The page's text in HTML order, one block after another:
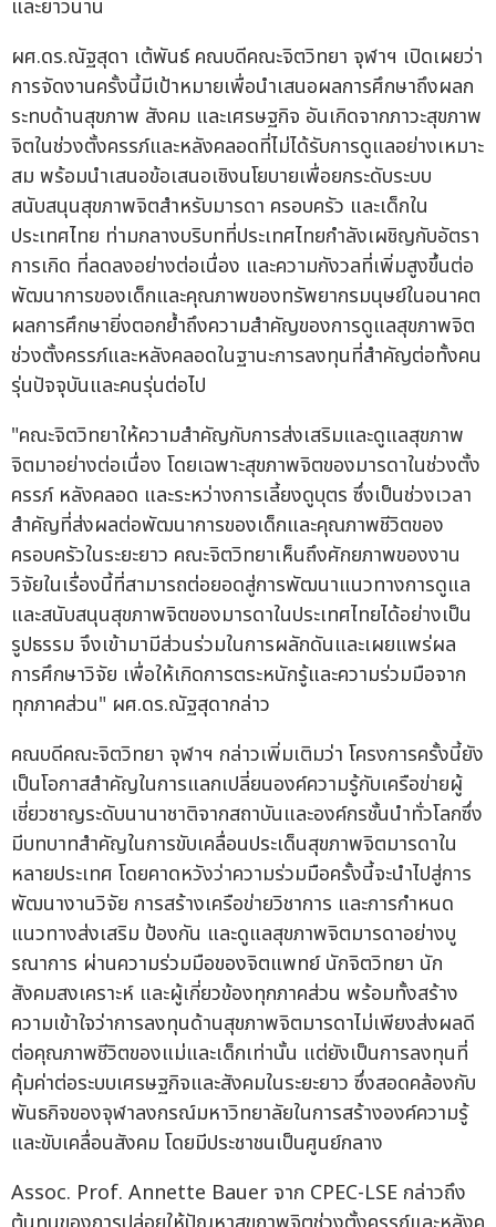
และยาวนาน
ผศ.ดร.ณัฐสุดา เต้พันธ์ คณบดีคณะจิตวิทยา จุฬาฯ เปิดเผยว่า
การจัดงานครั้งนี้มีเป้าหมายเพื่อนำเสนอผลการศึกษาถึงผลก
ระทบด้านสุขภาพ สังคม และเศรษฐกิจ อันเกิดจากภาวะสุขภาพ
จิตในช่วงตั้งครรภ์และหลังคลอดที่ไม่ได้รับการดูแลอย่างเหมาะ
สม พร้อมนำเสนอข้อเสนอเชิงนโยบายเพื่อยกระดับระบบ
สนับสนุนสุขภาพจิตสำหรับมารดา ครอบครัว และเด็กใน
ประเทศไทย ท่ามกลางบริบทที่ประเทศไทยกำลังเผชิญกับอัตรา
การเกิด ที่ลดลงอย่างต่อเนื่อง และความกังวลที่เพิ่มสูงขึ้นต่อ
พัฒนาการของเด็กและคุณภาพของทรัพยากรมนุษย์ในอนาคต
ผลการศึกษายิ่งตอกย้ำถึงความสำคัญของการดูแลสุขภาพจิต
ช่วงตั้งครรภ์และหลังคลอดในฐานะการลงทุนที่สำคัญต่อทั้งคน
รุ่นปัจจุบันและคนรุ่นต่อไป
"คณะจิตวิทยาให้ความสำคัญกับการส่งเสริมและดูแลสุขภาพ
จิตมาอย่างต่อเนื่อง โดยเฉพาะสุขภาพจิตของมารดาในช่วงตั้ง
ครรภ์ หลังคลอด และระหว่างการเลี้ยงดูบุตร ซึ่งเป็นช่วงเวลา
สำคัญที่ส่งผลต่อพัฒนาการของเด็กและคุณภาพชีวิตของ
ครอบครัวในระยะยาว คณะจิตวิทยาเห็นถึงศักยภาพของงาน
วิจัยในเรื่องนี้ที่สามารถต่อยอดสู่การพัฒนาแนวทางการดูแล
และสนับสนุนสุขภาพจิตของมารดาในประเทศไทยได้อย่างเป็น
รูปธรรม จึงเข้ามามีส่วนร่วมในการผลักดันและเผยแพร่ผล
การศึกษาวิจัย เพื่อให้เกิดการตระหนักรู้และความร่วมมือจาก
ทุกภาคส่วน" ผศ.ดร.ณัฐสุดากล่าว
คณบดีคณะจิตวิทยา จุฬาฯ กล่าวเพิ่มเติมว่า โครงการครั้งนี้ยัง
เป็นโอกาสสำคัญในการแลกเปลี่ยนองค์ความรู้กับเครือข่ายผู้
เชี่ยวชาญระดับนานาชาติจากสถาบันและองค์กรชั้นนำทั่วโลกซึ่ง
มีบทบาทสำคัญในการขับเคลื่อนประเด็นสุขภาพจิตมารดาใน
หลายประเทศ โดยคาดหวังว่าความร่วมมือครั้งนี้จะนำไปสู่การ
พัฒนางานวิจัย การสร้างเครือข่ายวิชาการ และการกำหนด
แนวทางส่งเสริม ป้องกัน และดูแลสุขภาพจิตมารดาอย่างบู
รณาการ ผ่านความร่วมมือของจิตแพทย์ นักจิตวิทยา นัก
สังคมสงเคราะห์ และผู้เกี่ยวข้องทุกภาคส่วน พร้อมทั้งสร้าง
ความเข้าใจว่าการลงทุนด้านสุขภาพจิตมารดาไม่เพียงส่งผลดี
ต่อคุณภาพชีวิตของแม่และเด็กเท่านั้น แต่ยังเป็นการลงทุนที่
คุ้มค่าต่อระบบเศรษฐกิจและสังคมในระยะยาว ซึ่งสอดคล้องกับ
พันธกิจของจุฬาลงกรณ์มหาวิทยาลัยในการสร้างองค์ความรู้
และขับเคลื่อนสังคม โดยมีประชาชนเป็นศูนย์กลาง
Assoc. Prof. Annette Bauer จาก CPEC-LSE กล่าวถึง